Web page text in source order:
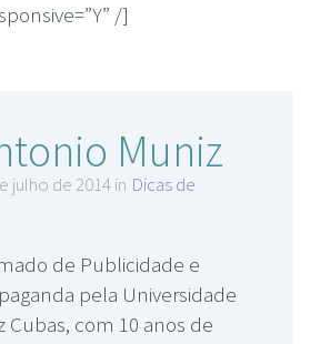
/]
Muniz
julho de 2014 in Dicas de
de Publicidade e
pela Universidade
Cubas, com 10 anos de